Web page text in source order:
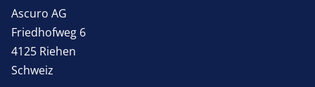
Ascuro AG
Friedhofweg 6
4125 Riehen
Schweiz